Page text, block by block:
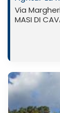
Via
MASI DI